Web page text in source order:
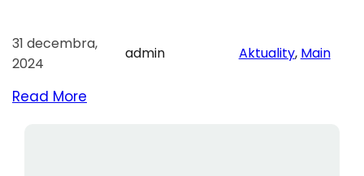
31 decembra,
2024
admin Aktuality, Main
Read More